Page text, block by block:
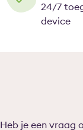
24/7
device
Heb je een vraag